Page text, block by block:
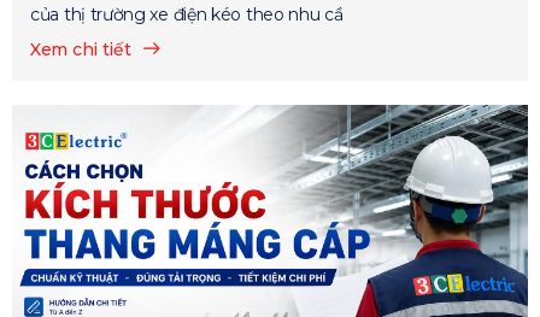
của thị trường xe điện kéo theo nhu cầ
Xem chi tiết